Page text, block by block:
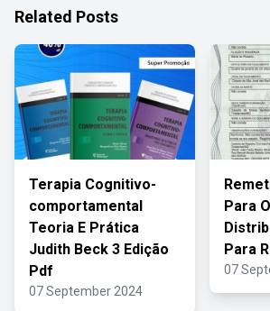
Related Posts
Terapia Cognitivo-
comportamental
Teoria E Prática
Judith Beck 3 Edição
Pdf
07 September 2024
Para
Para
07